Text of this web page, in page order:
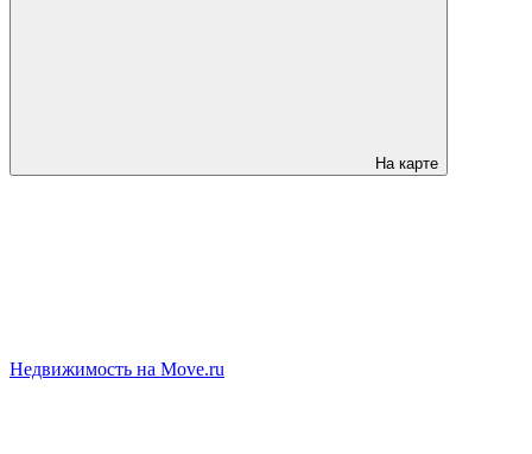
На карте
Недвижимость на Move.ru